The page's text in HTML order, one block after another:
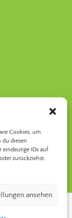
Cookies, um
du diesen
eindeutige IDs auf
zurückziehst,
ansehen